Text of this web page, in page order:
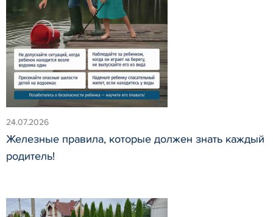
24.07.2026
Железные правила, которые должен знать каждый
родитель!